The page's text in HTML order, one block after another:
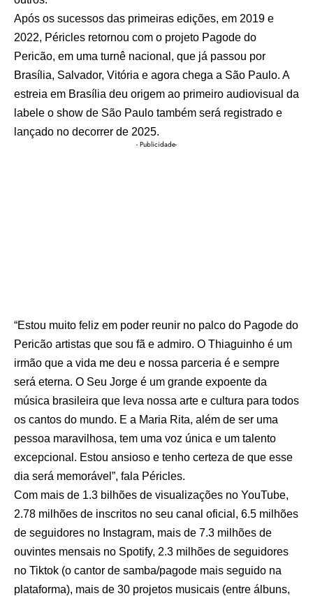
Após os sucessos das primeiras edições, em 2019 e
2022, Péricles retornou com o projeto Pagode do
Pericão, em uma turnê nacional, que já passou por
Brasília, Salvador, Vitória e agora chega a São Paulo. A
estreia em Brasília deu origem ao primeiro audiovisual da
labele o show de São Paulo também será registrado e
lançado no decorrer de 2025.
- Publicidade-
“Estou muito feliz em poder reunir no palco do Pagode do
Pericão artistas que sou fã e admiro. O Thiaguinho é um
irmão que a vida me deu e nossa parceria é e sempre
será eterna. O Seu Jorge é um grande expoente da
música brasileira que leva nossa arte e cultura para todos
os cantos do mundo. E a Maria Rita, além de ser uma
pessoa maravilhosa, tem uma voz única e um talento
excepcional. Estou ansioso e tenho certeza de que esse
dia será memorável”, fala Péricles.
Com mais de 1.3 bilhões de visualizações no YouTube,
2.78 milhões de inscritos no seu canal oficial, 6.5 milhões
de seguidores no Instagram, mais de 7.3 milhões de
ouvintes mensais no Spotify, 2.3 milhões de seguidores
no Tiktok (o cantor de samba/pagode mais seguido na
plataforma), mais de 30 projetos musicais (entre álbuns,